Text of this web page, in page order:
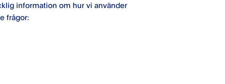
information om hur vi använder
frågor: